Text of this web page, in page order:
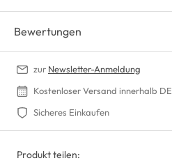
Bewertungen
zur Newsletter-Anmeldung
Kostenloser Versand innerhalb DE
Sicheres Einkaufen
Produkt teilen: